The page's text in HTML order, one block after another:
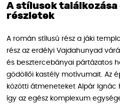
A stílusok találkozása
részletek
A román stílusú rész a jáki
rész az erdélyi Vajdahunyad
és besztercebányai pártázatos
gödöllői kastély motívumait. Az
közötti átmeneteket Alpár
így az egész komplexum